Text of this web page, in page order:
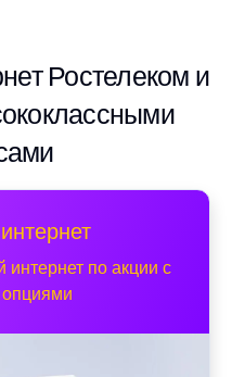
Ростелеком и
по акции с